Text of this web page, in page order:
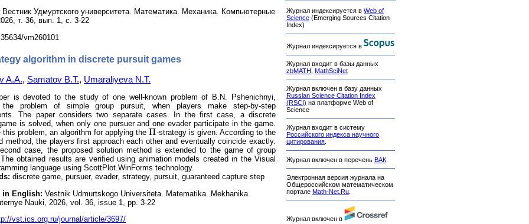
Вестник Удмуртского университета. Математика. Механика. Компьютерные
т. 36, вып. 1, с. 3-22
vm260101
algorithm in discrete pursuit games
A.A., Samatov B.T., Umaraliyeva N.T.
is devoted to the study of one well-known problem of B.N. Pshenichnyi,
the problem of simple group pursuit, when players make step-by-step
The paper considers two separate cases. In the first case, a discrete
is solved, when only one pursuer and one evader participate in the game.
this problem, an algorithm for applying theΠ
Π -strategy is given. According to the
method, the players first approach each other and eventually coincide exactly.
case, the proposed solution method is extended to the game of group
obtained results are verified using animation models created in the Visual
language using ScottPlot.WinForms technology.
discrete game, pursuer, evader, strategy, pursuit, guaranteed capture step
in English: Vestnik Udmurtskogo Universiteta. Matematika. Mekhanika.
Nauki, 2026, vol. 36, issue 1, pp. 3-22
vst.ics.org.ru/journal/article/3697/
Журнал индексируется в Web of
Science (Emerging Sources Citation
Index)
Журнал индексируется в
Журнал входит в базы данных
zbMATH
MathSciNet
Журнал включен в базу данных
Russian Science Citation Index
(RSCI) на платформе Web of
Science
Журнал входит в систему
Российского индекса научного
цитирования.
Журнал включен в перечень ВАК
Электронная версия журнала на
Общероссийском математическом
портале Math-Net.Ru
Журнал включен в